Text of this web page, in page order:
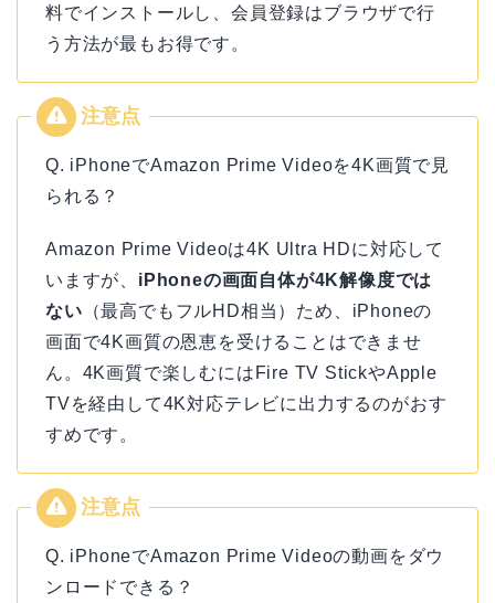
料でインストールし、会員登録はブラウザで行
う方法が最もお得です。
Q. iPhoneでAmazon Prime Videoを4K画質で見
られる？
Amazon Prime Videoは4K Ultra HDに対応して
いますが、 iPhoneの画面自体が4K解像度では
ない （最高でもフルHD相当）ため、iPhoneの
画面で4K画質の恩恵を受けることはできませ
ん。4K画質で楽しむにはFire TV StickやApple
TVを経由して4K対応テレビに出力するのがおす
すめです。
Q. iPhoneでAmazon Prime Videoの動画をダウ
ンロードできる？